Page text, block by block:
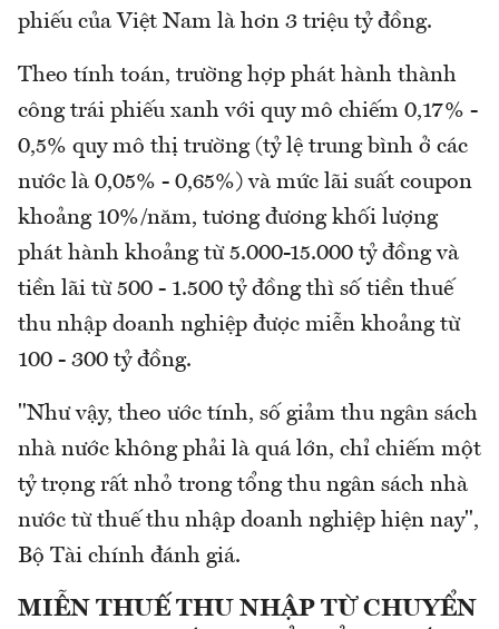
phiếu của Việt Nam là hơn 3 triệu tỷ đồng.
Theo tính toán, trường hợp phát hành thành
công trái phiếu xanh với quy mô chiếm 0,17% -
0,5% quy mô thị trường (tỷ lệ trung bình ở các
nước là 0,05% - 0,65%) và mức lãi suất coupon
khoảng 10%/năm, tương đương khối lượng
phát hành khoảng từ 5.000-15.000 tỷ đồng và
tiền lãi từ 500 - 1.500 tỷ đồng thì số tiền thuế
thu nhập doanh nghiệp được miễn khoảng từ
100 - 300 tỷ đồng.
"Như vậy, theo ước tính, số giảm thu ngân sách
nhà nước không phải là quá lớn, chỉ chiếm một
tỷ trọng rất nhỏ trong tổng thu ngân sách nhà
nước từ thuế thu nhập doanh nghiệp hiện nay",
Bộ Tài chính đánh giá.
MIỄN THUẾ THU NHẬP TỪ CHUYỂN